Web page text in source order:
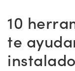
10
te